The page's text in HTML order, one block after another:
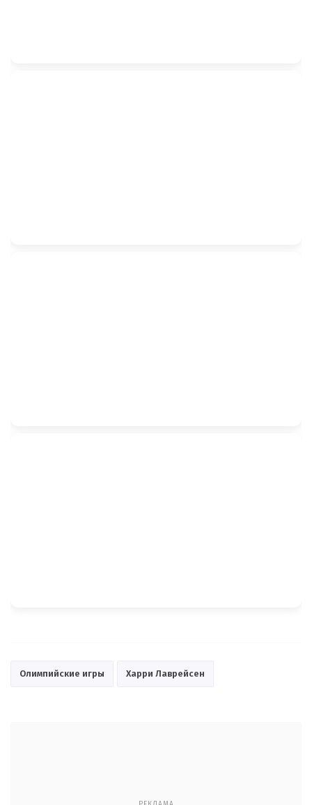
Олимпийские игры Харри Лаврейсен